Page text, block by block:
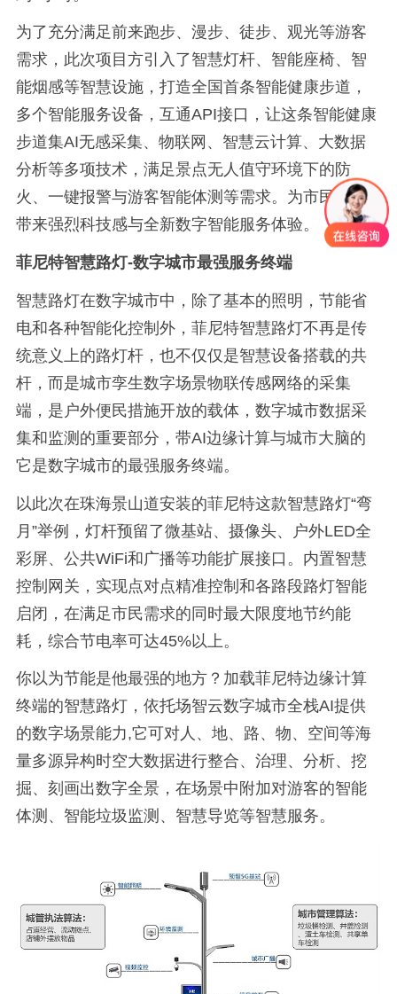
为了充分满足前来跑步、漫步、徒步、观光等游客
需求，此次项目方引入了智慧灯杆、智能座椅、智
能烟感等智慧设施，打造全国首条智能健康步道，
多个智能服务设备，互通API接口，让这条智能健康
步道集AI无感采集、物联网、智慧云计算、大数据
分析等多项技术，满足景点无人值守环境下的防
火、一键报警与游客智能体测等需求。为市民游客
带来强烈科技感与全新数字智能服务体验。
菲尼特智慧路灯-数字城市最强服务终端
智慧路灯在数字城市中，除了基本的照明，节能省
电和各种智能化控制外，菲尼特智慧路灯不再是传
统意义上的路灯杆，也不仅仅是智慧设备搭载的共
杆，而是城市孪生数字场景物联传感网络的采集
端，是户外便民措施开放的载体，数字城市数据采
集和监测的重要部分，带AI边缘计算与城市大脑的
它是数字城市的最强服务终端。
以此次在珠海景山道安装的菲尼特这款智慧路灯“弯
月”举例，灯杆预留了微基站、摄像头、户外LED全
彩屏、公共WiFi和广播等功能扩展接口。内置智慧
控制网关，实现点对点精准控制和各路段路灯智能
启闭，在满足市民需求的同时最大限度地节约能
耗，综合节电率可达45%以上。
你以为节能是他最强的地方？加载菲尼特边缘计算
终端的智慧路灯，依托场智云数字城市全栈AI提供
的数字场景能力,它可对人、地、路、物、空间等海
量多源异构时空大数据进行整合、治理、分析、挖
掘、刻画出数字全景，在场景中附加对游客的智能
体测、智能垃圾监测、智慧导览等智慧服务。